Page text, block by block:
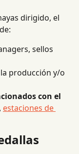
dirigido, el
sellos
producción y/o
con el
estaciones de